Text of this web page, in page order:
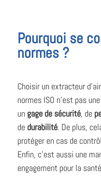
Pourquoi se
normes ?
Choisir un extracteur
normes ISO n’est pas
un gage de sécurité, de
de durabilité. De plus,
protéger en cas de
Enfin, c’est aussi une
engagement pour la